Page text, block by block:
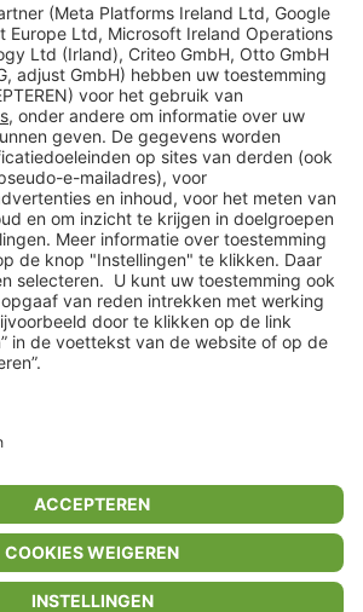
limango.de limango.pl
inclusief belasting en exclusief verzendkosten
minimale bestelwaarde van €15.